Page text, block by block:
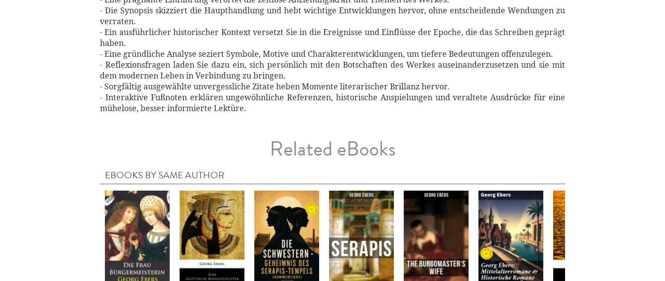
- Die Synopsis skizziert die Haupthandlung und hebt wichtige Entwicklungen hervor, ohne entscheidende Wendungen zu
verraten.
- Ein ausführlicher historischer Kontext versetzt Sie in die Ereignisse und Einflüsse der Epoche, die das Schreiben geprägt
haben.
- Eine gründliche Analyse seziert Symbole, Motive und Charakterentwicklungen, um tiefere Bedeutungen offenzulegen.
- Reflexionsfragen laden Sie dazu ein, sich persönlich mit den Botschaften des Werkes auseinanderzusetzen und sie mit
dem modernen Leben in Verbindung zu bringen.
- Sorgfältig ausgewählte unvergessliche Zitate heben Momente literarischer Brillanz hervor.
- Interaktive Fußnoten erklären ungewöhnliche Referenzen, historische Anspielungen und veraltete Ausdrücke für eine
mühelose, besser informierte Lektüre.
Related eBooks
EBOOKS BY SAME AUTHOR